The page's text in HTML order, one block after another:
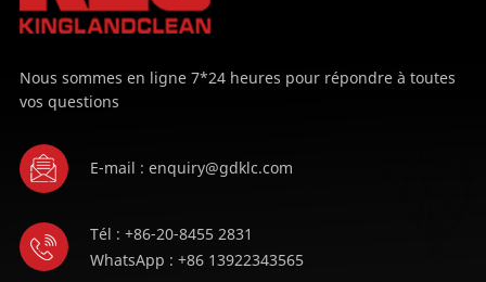
Nous sommes en ligne 7*24 heures pour répondre à toutes
vos questions
E-mail : enquiry@gdklc.com
Tél : +86-20-8455 2831
WhatsApp : +86 13922343565